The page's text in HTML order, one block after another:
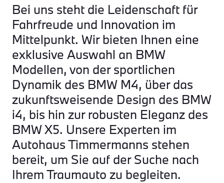
Bei uns steht die Leidenschaft für
Fahrfreude und Innovation im
Mittelpunkt. Wir bieten Ihnen eine
exklusive Auswahl an BMW
Modellen, von der sportlichen
Dynamik des BMW M4, über das
zukunftsweisende Design des BMW
i4, bis hin zur robusten Eleganz des
BMW X5. Unsere Experten im
Autohaus Timmermanns stehen
bereit, um Sie auf der Suche nach
Ihrem Traumauto zu begleiten.